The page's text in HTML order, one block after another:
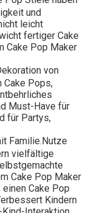
und
leicht
fertiger Cake
Cake Pop Maker
von
Cake Pops,
Must-Have für
für Partys,
Familie.Nutze
vielfältige
Cake Pop Maker
Cake Pop
Kindern